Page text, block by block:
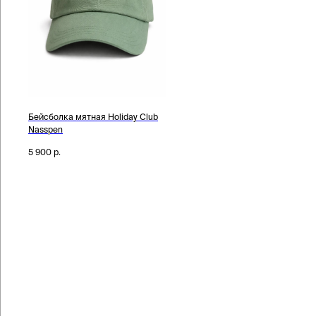
Бейсболка мятная Holiday Club
Nasspen
5 900 р.